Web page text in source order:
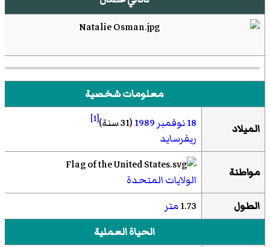
معلومات شخصية
الميلاد 18 نوفمبر 1989(31 سنة) [1]
ريفرسايد
مواطنة
الولايات المتحدة
الطول
1.73متر
الحياة العملية